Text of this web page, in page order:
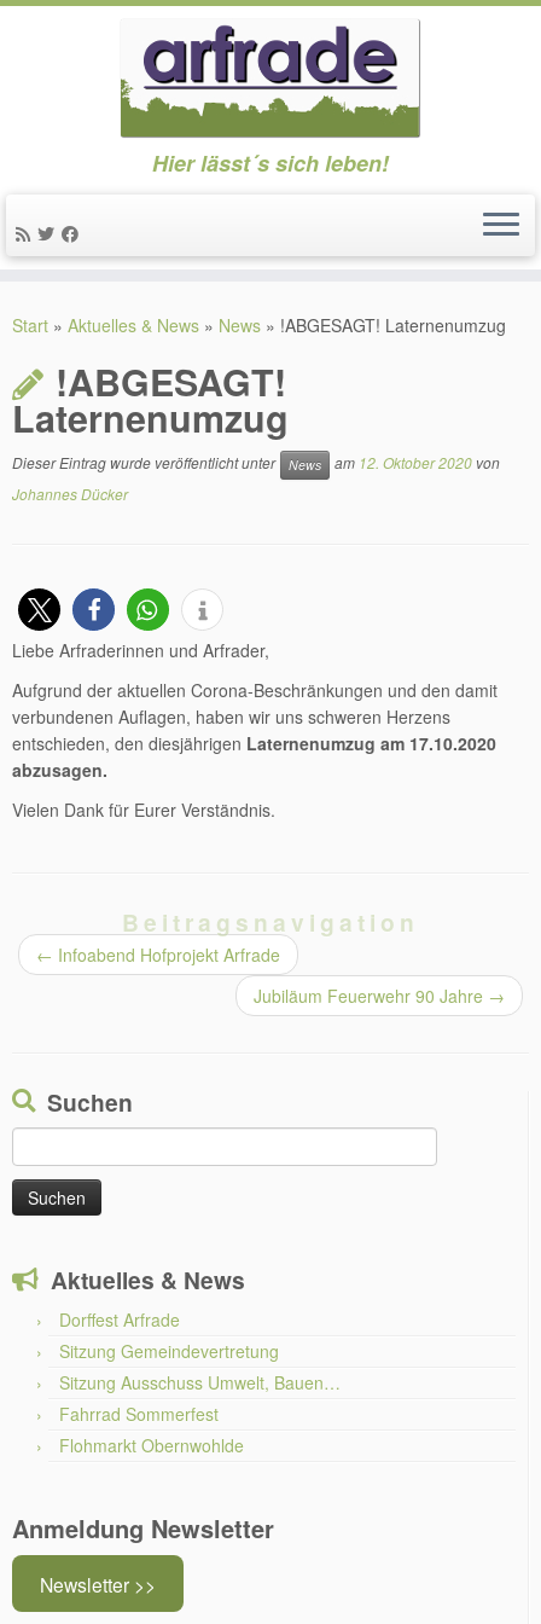
Inhalt
Hier lässt´s sich leben!
Start » Aktuelles & News » News » !ABGESAGT! Laternenumzug
!ABGESAGT!
Laternenumzug
Dieser Eintrag wurde veröffentlicht unter News am 12. Oktober 2020 von
Johannes Dücker
Liebe Arfraderinnen und Arfrader,
Aufgrund der aktuellen Corona-Beschränkungen und den damit
verbundenen Auflagen, haben wir uns schweren Herzens
entschieden, den diesjährigen Laternenumzug am 17.10.2020
abzusagen.
Vielen Dank für Eurer Verständnis.
Beitragsnavigation
← Infoabend Hofprojekt Arfrade
Jubiläum Feuerwehr 90 Jahre →
Suchen
nach:
Aktuelles & News
Dorffest Arfrade
Sitzung Gemeindevertretung
Sitzung Ausschuss Umwelt, Bauen…
Fahrrad Sommerfest
Flohmarkt Obernwohlde
Anmeldung Newsletter
Newsletter >>